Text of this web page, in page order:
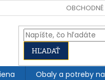
HĽADAŤ
Obaly a potreby